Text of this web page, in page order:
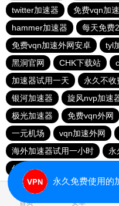
twitter加速器
免费vqn加
hammer加速器
每天免费
免费vqn加速外网安卓
tyl
黑洞官网
CHK下载站
加速器试用一天
永久不收
银河加速器
旋风nvp加速
极光加速器
免费vqn外网
一元机场
vqn加速外网
海外加速器试用一小时
永
优途加速器官网
首页 安卓
永久免费使用的